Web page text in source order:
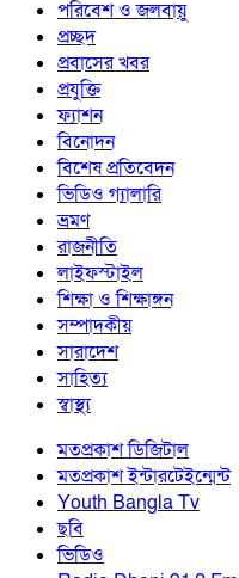
পরিবেশ ও জলবায়ু
প্রচ্ছদ
প্রবাসের খবর
প্রযুক্তি
ফ্যাশন
বিনোদন
বিশেষ প্রতিবেদন
ভিডিও গ্যালারি
ভ্রমণ
রাজনীতি
লাইফস্টাইল
শিক্ষা ও শিক্ষাঙ্গন
সম্পাদকীয়
সারাদেশ
সাহিত্য
স্বাস্থ্য
মতপ্রকাশ ডিজিটাল
মতপ্রকাশ ইন্টারটেইন্মেন্ট
Youth Bangla Tv
ছবি
ভিডিও